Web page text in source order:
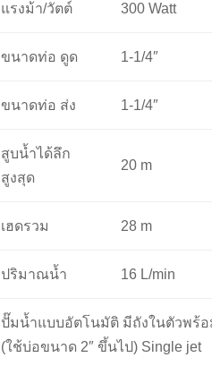
แรงม้า/วัตต์ 300 Watt
ขนาดท่อ ดูด 1-1/4″
ขนาดท่อ ส่ง 1-1/4″
สูบน้ำได้ลึก
สูงสุด
20 m
เฮดรวม 28 m
ปริมาณน้ำ 16 L/min
ปั๊มน้ำแบบอัตโนมัติ มีถังในตัวพร้อ
(ใช้บ่อขนาด 2″ ขึ้นไป) Single jet